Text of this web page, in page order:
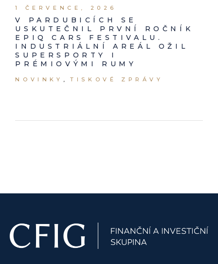
1 ČERVENCE, 2026
V PARDUBICÍCH SE
USKUTEČNIL PRVNÍ ROČNÍK
EPIQ CARS FESTIVALU.
INDUSTRIÁLNÍ AREÁL OŽIL
SUPERSPORTY I
PRÉMIOVÝMI RUMY
NOVINKY TISKOVÉ ZPRÁVY